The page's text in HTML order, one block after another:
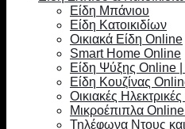
Είδη Μπάνιου
Είδη Κατοικιδίων
Οικιακά Είδη Online
Smart Home Online
Είδη Ψύξης Online
Είδη Κουζίνας
Οικιακές
Μικροέπιπλα
Τηλέφωνα Ντους